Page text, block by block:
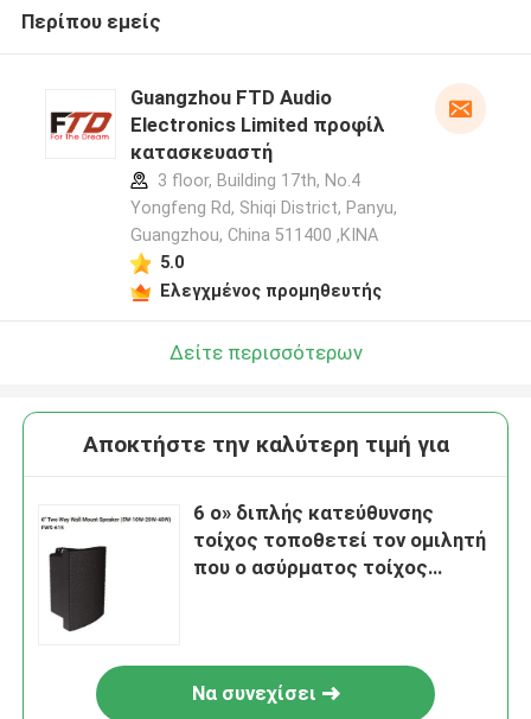
Περίπου εμείς
Guangzhou FTD Audio
Electronics Limited προφίλ
κατασκευαστή
3 floor, Building 17th, No.4
Yongfeng Rd, Shiqi District, Panyu,
Guangzhou, China 511400 ,ΚΙΝΑ
5.0
Ελεγχμένος προμηθευτής
Δείτε περισσότερων
Αποκτήστε την καλύτερη τιμή για
6 ο» διπλής κατεύθυνσης
τοίχος τοποθετεί τον ομιλητή
που ο ασύρματος τοίχος
Να συνεχίσει